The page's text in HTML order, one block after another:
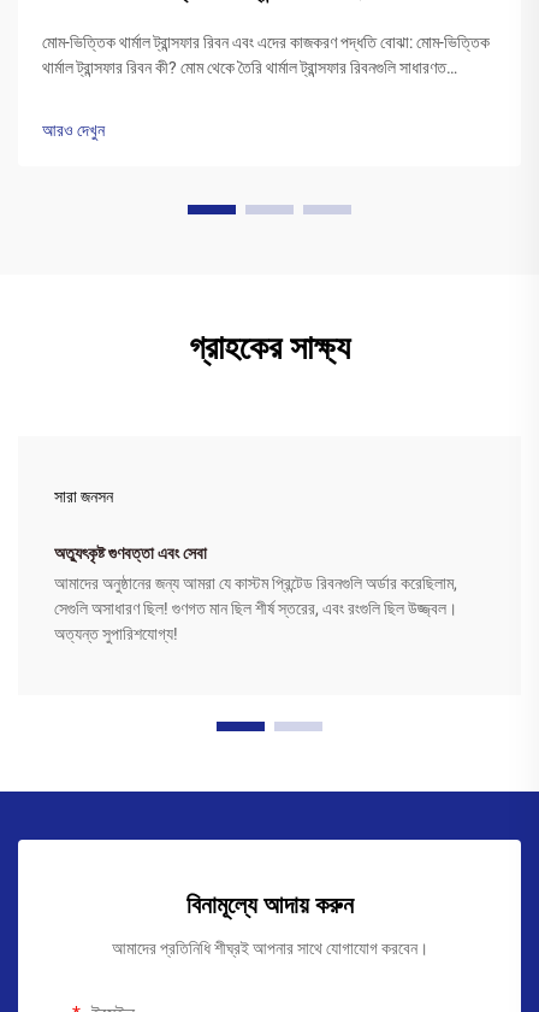
মোম-ভিত্তিক থার্মাল ট্রান্সফার রিবন এবং এদের কাজকরণ পদ্ধতি বোঝা: মোম-ভিত্তিক
থার্মাল ট্রান্সফার রিবন কী? মোম থেকে তৈরি থার্মাল ট্রান্সফার রিবনগুলি সাধারণত
আরও দেখুন
গ্রাহকের সাক্ষ্য
সারা জনসন
অত্যুৎকৃষ্ট গুণবত্তা এবং সেবা
আমাদের অনুষ্ঠানের জন্য আমরা যে কাস্টম প্রিন্টেড রিবনগুলি অর্ডার করেছিলাম,
সেগুলি অসাধারণ ছিল! গুণগত মান ছিল শীর্ষ স্তরের, এবং রংগুলি ছিল উজ্জ্বল।
অত্যন্ত সুপারিশযোগ্য!
বিনামূল্যে আদায় করুন
আমাদের প্রতিনিধি শীঘ্রই আপনার সাথে যোগাযোগ করবেন।